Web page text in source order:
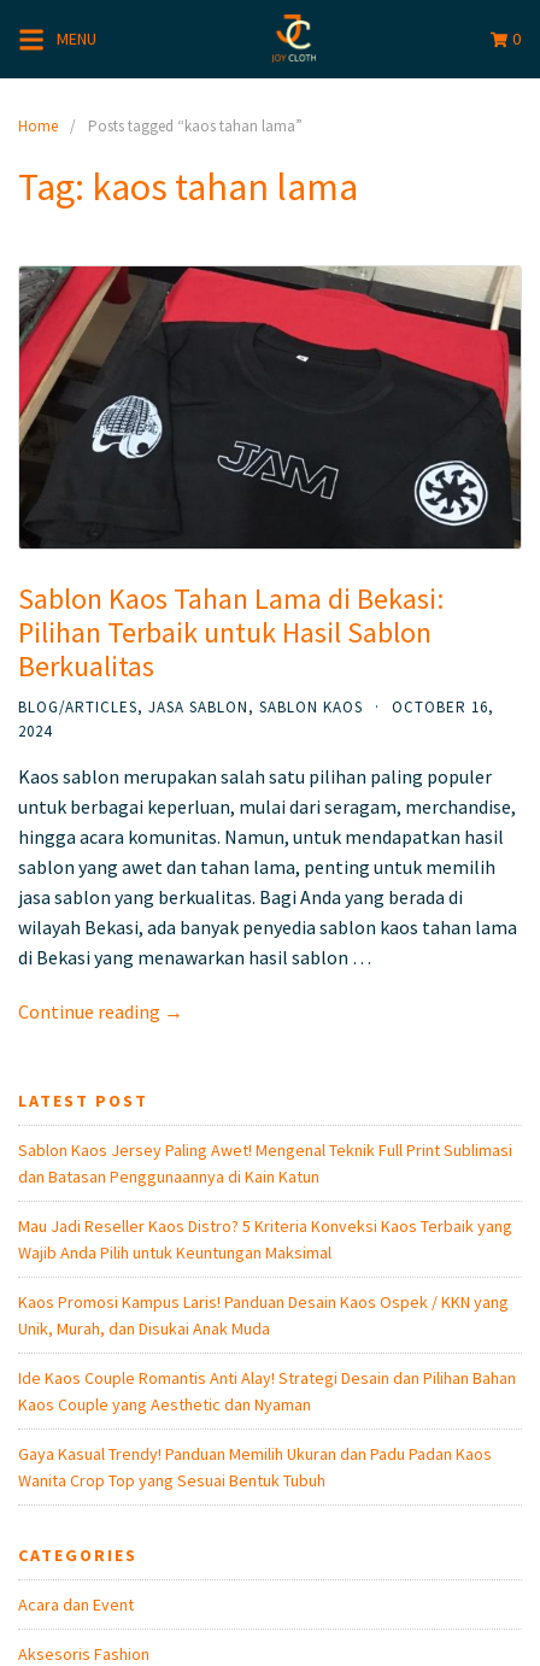
MENU 0
Home Posts tagged “kaos tahan lama”
Tag: kaos tahan lama
Sablon Kaos Tahan Lama di Bekasi:
Pilihan Terbaik untuk Hasil Sablon
Berkualitas
BLOG/ARTICLES, JASA SABLON, SABLON KAOS ·
OCTOBER 16,
2024
Kaos sablon merupakan salah satu pilihan paling populer
untuk berbagai keperluan, mulai dari seragam, merchandise,
hingga acara komunitas. Namun, untuk mendapatkan hasil
sablon yang awet dan tahan lama, penting untuk memilih
jasa sablon yang berkualitas. Bagi Anda yang berada di
wilayah Bekasi, ada banyak penyedia sablon kaos tahan lama
di Bekasi yang menawarkan hasil sablon …
Continue reading →
LATEST POST
Sablon Kaos Jersey Paling Awet! Mengenal Teknik Full Print Sublimasi
dan Batasan Penggunaannya di Kain Katun
Mau Jadi Reseller Kaos Distro? 5 Kriteria Konveksi Kaos Terbaik yang
Wajib Anda Pilih untuk Keuntungan Maksimal
Kaos Promosi Kampus Laris! Panduan Desain Kaos Ospek / KKN yang
Unik, Murah, dan Disukai Anak Muda
Ide Kaos Couple Romantis Anti Alay! Strategi Desain dan Pilihan Bahan
Kaos Couple yang Aesthetic dan Nyaman
Gaya Kasual Trendy! Panduan Memilih Ukuran dan Padu Padan Kaos
Wanita Crop Top yang Sesuai Bentuk Tubuh
CATEGORIES
Acara dan Event
Aksesoris Fashion